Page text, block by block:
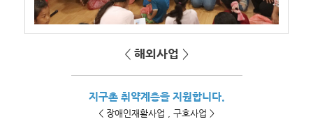
< 해외사업 >
지구촌 취약계층을 지원합니다.
< 장애인재활사업 , 구호사업 >